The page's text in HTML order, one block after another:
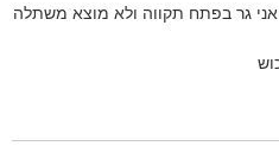
גר בפתח תקווה ולא מוצא משתלה